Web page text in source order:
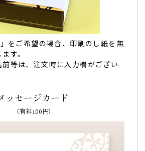
大変喜んでいました。
んて知らなくてギリギリに注文しまし
に発送して頂きありがと〜ございまし
た。
したいと思います（みある様）
をご希望の場合、印刷のし紙を無
す。
前等は、注文時に入力欄がござい
ッセージカード
(有料100円)